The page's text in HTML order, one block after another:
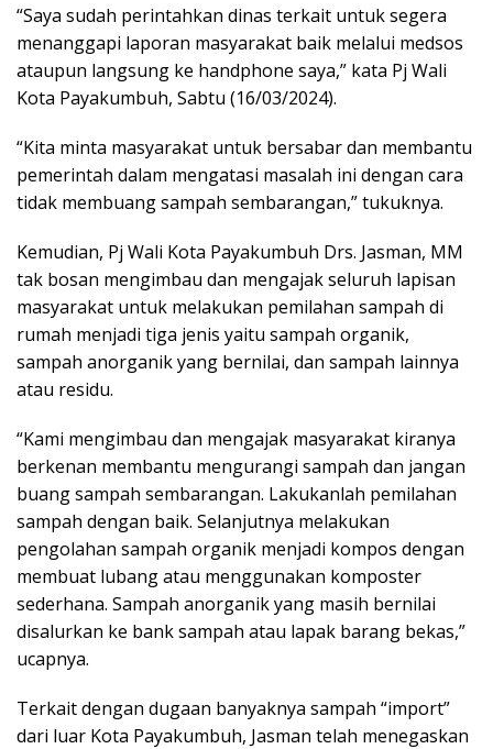
“Saya sudah perintahkan dinas terkait untuk segera
menanggapi laporan masyarakat baik melalui medsos
ataupun langsung ke handphone saya,” kata Pj Wali
Kota Payakumbuh, Sabtu (16/03/2024).
“Kita minta masyarakat untuk bersabar dan membantu
pemerintah dalam mengatasi masalah ini dengan cara
tidak membuang sampah sembarangan,” tukuknya.
Kemudian, Pj Wali Kota Payakumbuh Drs. Jasman, MM
tak bosan mengimbau dan mengajak seluruh lapisan
masyarakat untuk melakukan pemilahan sampah di
rumah menjadi tiga jenis yaitu sampah organik,
sampah anorganik yang bernilai, dan sampah lainnya
atau residu.
“Kami mengimbau dan mengajak masyarakat kiranya
berkenan membantu mengurangi sampah dan jangan
buang sampah sembarangan. Lakukanlah pemilahan
sampah dengan baik. Selanjutnya melakukan
pengolahan sampah organik menjadi kompos dengan
membuat lubang atau menggunakan komposter
sederhana. Sampah anorganik yang masih bernilai
disalurkan ke bank sampah atau lapak barang bekas,”
ucapnya.
Terkait dengan dugaan banyaknya sampah “import”
dari luar Kota Payakumbuh, Jasman telah menegaskan